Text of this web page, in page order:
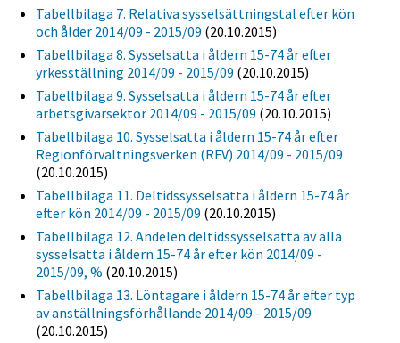
Tabellbilaga 7. Relativa sysselsättningstal efter kön
och ålder 2014/09 - 2015/09 (20.10.2015)
Tabellbilaga 8. Sysselsatta i åldern 15-74 år efter
yrkesställning 2014/09 - 2015/09 (20.10.2015)
Tabellbilaga 9. Sysselsatta i åldern 15-74 år efter
arbetsgivarsektor 2014/09 - 2015/09 (20.10.2015)
Tabellbilaga 10. Sysselsatta i åldern 15-74 år efter
Regionförvaltningsverken (RFV) 2014/09 - 2015/09
(20.10.2015)
Tabellbilaga 11. Deltidssysselsatta i åldern 15-74 år
efter kön 2014/09 - 2015/09 (20.10.2015)
Tabellbilaga 12. Andelen deltidssysselsatta av alla
sysselsatta i åldern 15-74 år efter kön 2014/09 -
2015/09, % (20.10.2015)
Tabellbilaga 13. Löntagare i åldern 15-74 år efter typ
av anställningsförhållande 2014/09 - 2015/09
(20.10.2015)